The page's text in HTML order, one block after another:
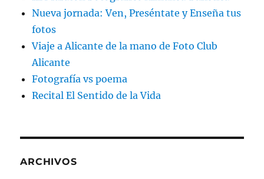
Nueva jornada: Ven, Preséntate y Enseña tus
fotos
Viaje a Alicante de la mano de Foto Club
Alicante
Fotografía vs poema
Recital El Sentido de la Vida
ARCHIVOS